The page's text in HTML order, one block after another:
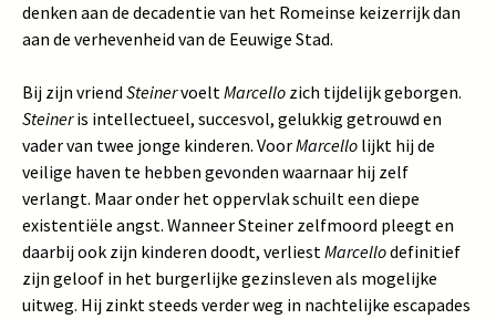
denken aan de decadentie van het Romeinse keizerrijk dan
aan de verhevenheid van de Eeuwige Stad.
Bij zijn vriend SteinervoeltMarcello zich tijdelijk geborgen.
Steineris intellectueel, succesvol, gelukkig getrouwd en
vader van twee jonge kinderen. VoorMarcello lijkt hij de
veilige haven te hebben gevonden waarnaar hij zelf
verlangt. Maar onder het oppervlak schuilt een diepe
existentiële angst. Wanneer Steiner zelfmoord pleegt en
daarbij ook zijn kinderen doodt, verliestMarcellodefinitief
zijn geloof in het burgerlijke gezinsleven als mogelijke
uitweg. Hij zinkt steeds verder weg in nachtelijke escapades